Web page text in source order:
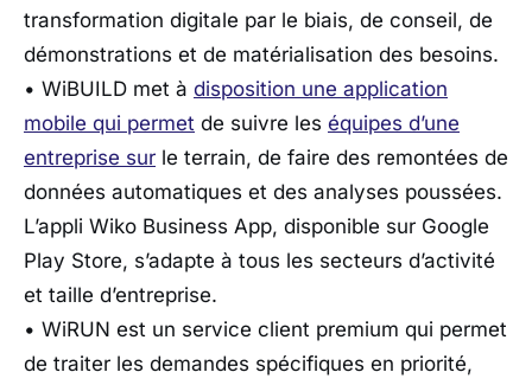
transformation digitale par le biais, de conseil, de
démonstrations et de matérialisation des besoins.
• WiBUILD met à disposition une application
mobile qui permet de suivre les équipes d’une
entreprise sur le terrain, de faire des remontées de
données automatiques et des analyses poussées.
L’appli Wiko Business App, disponible sur Google
Play Store, s’adapte à tous les secteurs d’activité
et taille d’entreprise.
• WiRUN est un service client premium qui permet
de traiter les demandes spécifiques en priorité,